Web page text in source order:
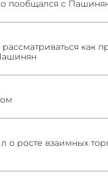
пообщался с
как
о росте взаимных